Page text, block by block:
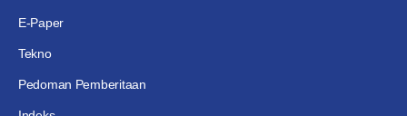
E-Paper
Tekno
Pedoman Pemberitaan